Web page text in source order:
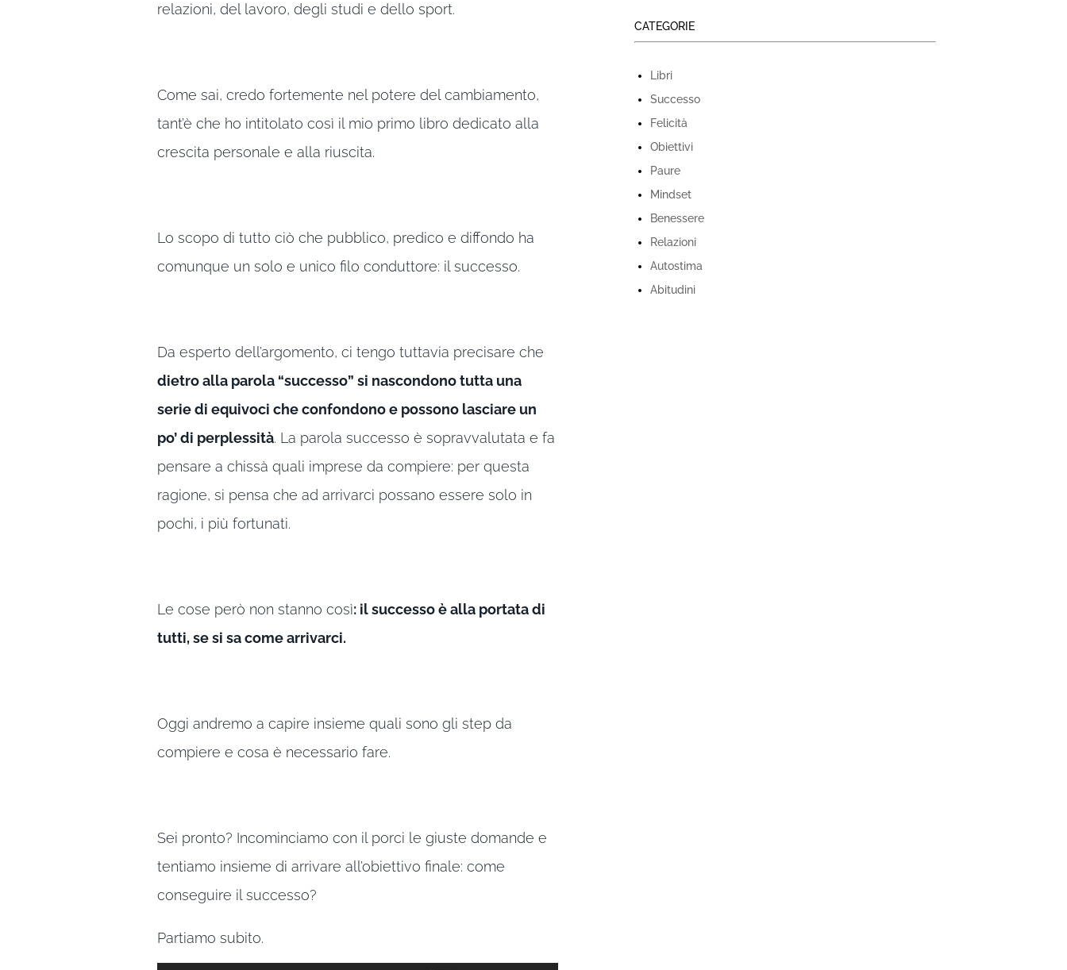
relazioni, del lavoro, degli studi e dello sport.
Come sai, credo fortemente nel potere del cambiamento,
tant’è che ho intitolato così il mio primo libro dedicato alla
crescita personale e alla riuscita.
Lo scopo di tutto ciò che pubblico, predico e diffondo ha
comunque un solo e unico filo conduttore: il successo.
Da esperto dell’argomento, ci tengo tuttavia precisare che
dietro alla parola “successo” si nascondono tutta una
serie di equivoci che confondono e possono lasciare un
po’ di perplessità. La parola successo è sopravvalutata e fa
pensare a chissà quali imprese da compiere: per questa
ragione, si pensa che ad arrivarci possano essere solo in
pochi, i più fortunati.
Le cose però non stanno così: il successo è alla portata di
tutti, se si sa come arrivarci.
Oggi andremo a capire insieme quali sono gli step da
compiere e cosa è necessario fare.
Sei pronto? Incominciamo con il porci le giuste domande e
tentiamo insieme di arrivare all’obiettivo finale: come
conseguire il successo?
Partiamo subito.
CATEGORIE
Libri
Successo
Felicità
Obiettivi
Paure
Mindset
Benessere
Relazioni
Autostima
Abitudini